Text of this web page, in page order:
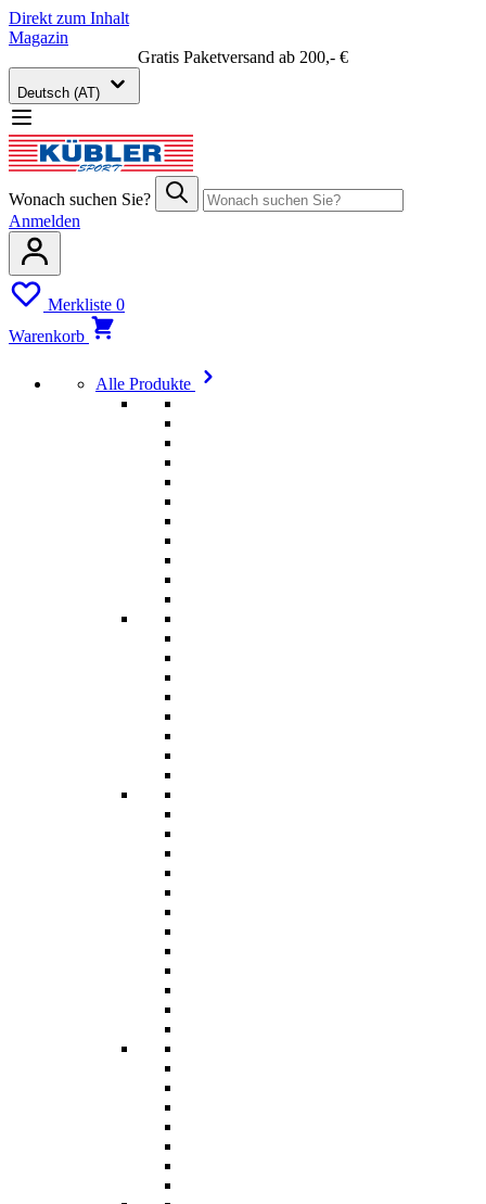
Direkt zum Inhalt
Magazin
Gratis Paketversand ab 200,- €
Deutsch (AT)
Wonach suchen Sie?
Anmelden
Merkliste 0
Warenkorb
Alle Produkte